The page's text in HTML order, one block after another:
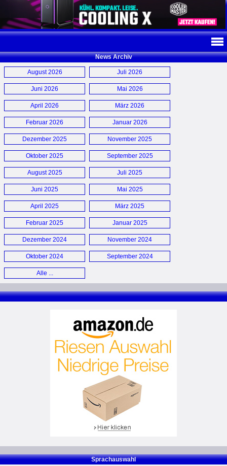
News Archiv
August 2026 Juli 2026
Juni 2026 Mai 2026
April 2026 März 2026
Februar 2026 Januar 2026
Dezember 2025 November 2025
Oktober 2025 September 2025
August 2025 Juli 2025
Juni 2025 Mai 2025
April 2025 März 2025
Februar 2025 Januar 2025
Dezember 2024 November 2024
Oktober 2024 September 2024
Alle ...
Sprachauswahl